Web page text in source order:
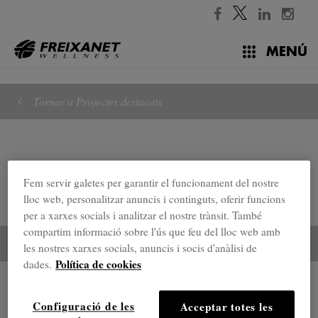
MENÚ
Tornar a Projectes destacats
Fem servir galetes per garantir el funcionament del nostre
lloc web, personalitzar anuncis i continguts, oferir funcions
per a xarxes socials i analitzar el nostre trànsit. També
compartim informació sobre l'ús que feu del lloc web amb
les nostres xarxes socials, anuncis i socis d'anàlisi de
dades. Política de cookies
Acceptar totes les
Configuració de les